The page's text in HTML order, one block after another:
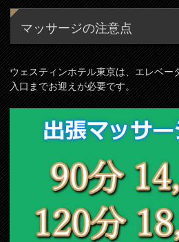
マッサージの注意点
ウェスティンホテル東京は、エレベー
入口までお迎えが必要です。